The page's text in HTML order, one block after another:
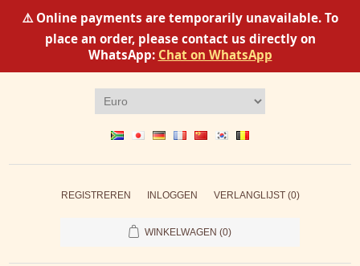
⚠️ Online payments are temporarily unavailable. To
place an order, please contact us directly on
WhatsApp: Chat on WhatsApp
REGISTREREN INLOGGEN VERLANGLIJST (0)
WINKELWAGEN (0)